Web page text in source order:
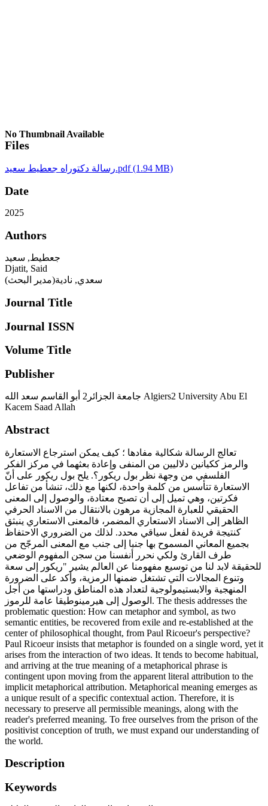
No Thumbnail Available
Files
رسالة دكتوراه جعطيط سعيد.pdf(1.94 MB)
Date
2025
Authors
جعطيط, سعيد
Djatit, Said
سعدي, نادية(مدير البحث)
Journal Title
Journal ISSN
Volume Title
Publisher
جامعة الجزائر2 أبو القاسم سعد الله Algiers2 University Abu El
Kacem Saad Allah
Abstract
تعالج الرسالة شكالية مفادها ؛ كيف يمكن استرجاع الاستعارة
والرمز ككيانين دلاليين من المنفى وإعادة بعثهما في مركز الفكر
الفلسفي من وجهة نظر بول ريكور؟. يلح بول ريكور على أنّ
الاستعارة تتأسس من كلمة واحدة، لكنها مع ذلك، تنشأ من تفاعل
فكرتين، وهي تميل إلى أن تصبح معتادة، والوصول إلى المعنى
الحقيقي للعبارة المجازية مرهون بالانتقال من الاسناد الحرفي
الظاهر إلى الاسناد الاستعاري المضمر، فالمعنى الاستعاري ينبثق
كنتيجة فريدة لفعل سياقي محدد. لذلك من الضروري الاحتفاظ
بجميع المعاني المسموح بها جنبا إلى جنب مع المعنى المرجّح من
طرف القارئ ولكي نحرر أنفسنا من سجن المفهوم الوضعي
للحقيقة لابد لنا من توسيع مفهومنا عن العالم يشير "ريكور إلى سعة
وتنوع المجالات التي تشتغل ضمنها الرمزية، وأكد على الضرورة
المنهجية والابستيمولوجية لتعداد هذه المناطق ودراستها من أجل
الوصول إلى هيرمينوطيقا عامة للرموز. The thesis addresses the
problematic question: How can metaphor and symbol, as two
semantic entities, be recovered from exile and re-established at the
center of philosophical thought, from Paul Ricoeur's perspective?
Paul Ricoeur insists that metaphor is founded on a single word, yet it
arises from the interaction of two ideas. It tends to become habitual,
and arriving at the true meaning of a metaphorical phrase is
contingent upon moving from the apparent literal attribution to the
implicit metaphorical attribution. Metaphorical meaning emerges as
a unique result of a specific contextual action. Therefore, it is
necessary to preserve all permissible meanings, along with the
reader's preferred meaning. To free ourselves from the prison of the
positivist conception of truth, we must expand our understanding of
the world.
Description
Keywords